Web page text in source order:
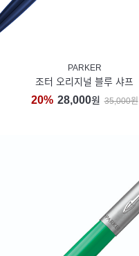
PARKER
조터 오리지널 블루 샤프
20% 28,000원 35,000원